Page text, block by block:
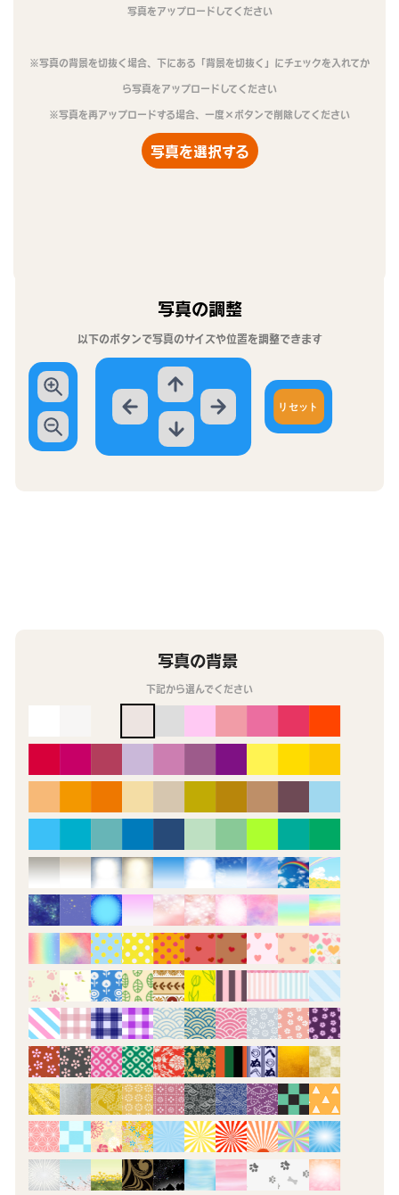
写真をアップロードしてください
※写真の背景を切抜く場合、下にある「背景を切抜く」にチェックを入れてか
ら写真をアップロードしてください
※写真を再アップロードする場合、一度×ボタンで削除してください
写真を選択する
写真の調整
以下のボタンで写真のサイズや位置を調整できます
リセット
写真の背景
下記から選んでください